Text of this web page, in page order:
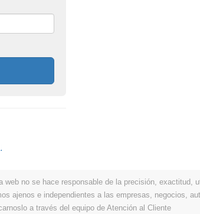
no se hace responsable de la precisión, exactitud,
ajenos e independientes a las empresas, negocios,
a través del equipo de Atención al Cliente